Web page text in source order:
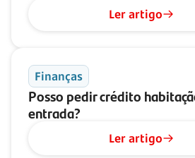
Ler artigo
Finanças
Posso pedir crédito
entrada?
Ler artigo